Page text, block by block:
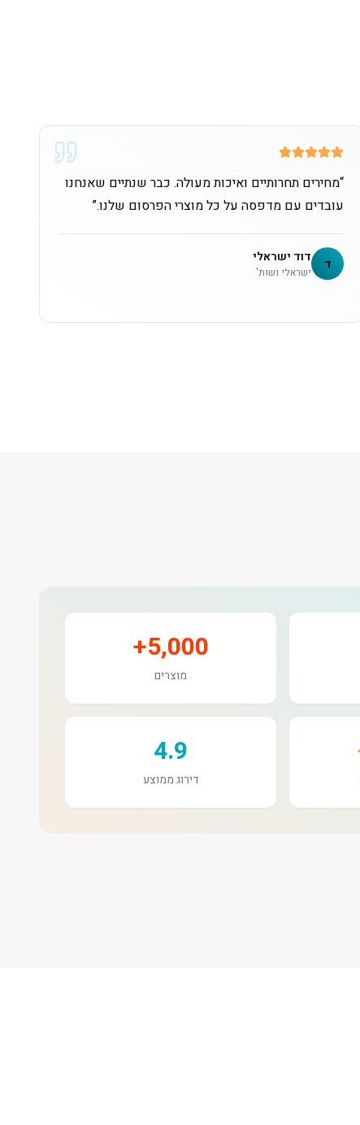
“מחירים תחרותיים ואיכות מעולה. כבר שנתיים שאנחנו
עובדים עם מדפסה על כל מוצרי הפרסום שלנו.”
ד דוד ישראלי
ישראלי ושות'
5,000+
מוצרים
4.9
דירוג ממוצע